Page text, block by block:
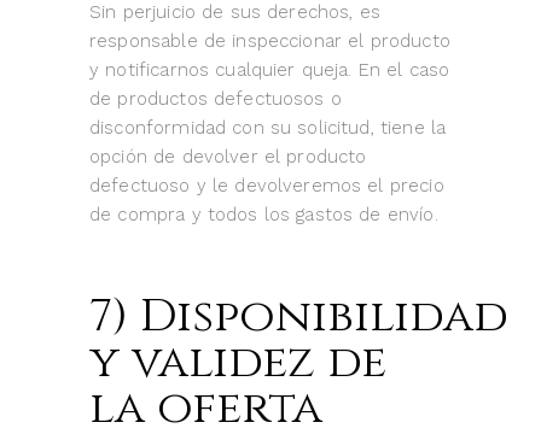
Sin perjuicio de sus derechos, es
responsable de inspeccionar el producto
y notificarnos cualquier queja. En el caso
de productos defectuosos o
disconformidad con su solicitud, tiene la
opción de devolver el producto
defectuoso y le devolveremos el precio
de compra y todos los gastos de envío.
7) Disponibilidad
y validez de
la oferta